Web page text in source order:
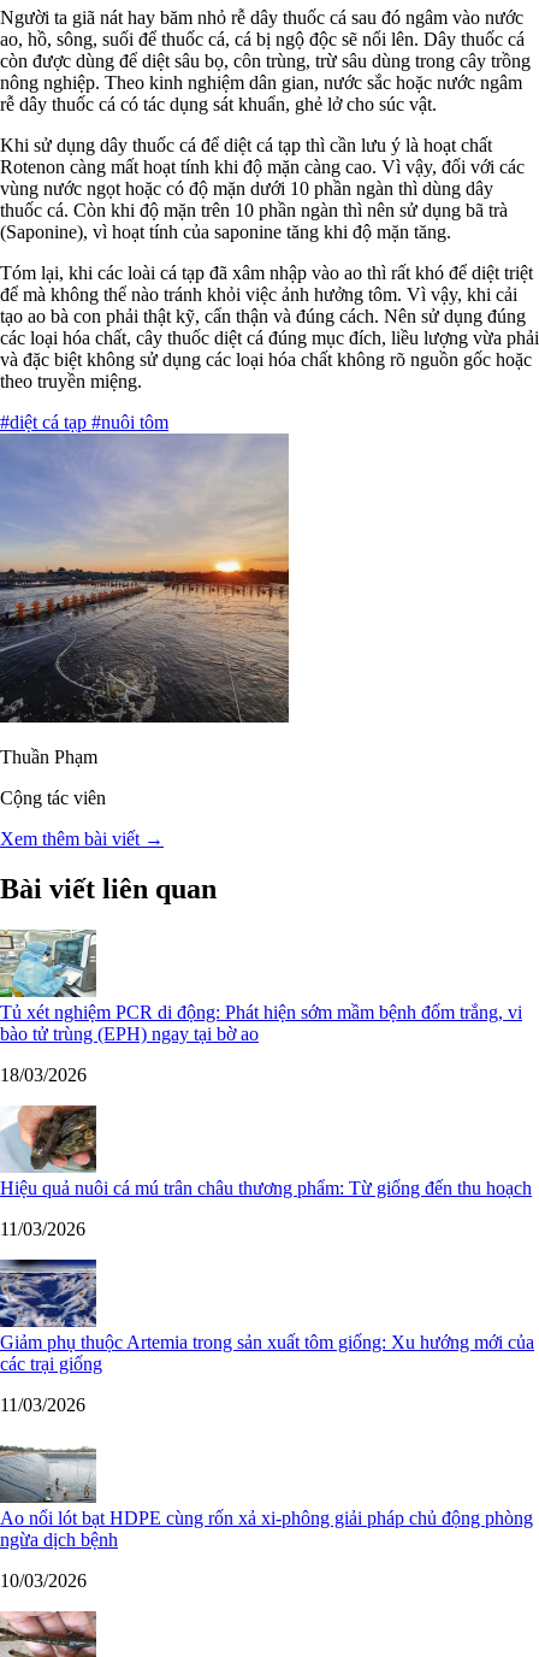
Người ta giã nát hay băm nhỏ rễ dây thuốc cá sau đó ngâm vào nước
ao, hồ, sông, suối để thuốc cá, cá bị ngộ độc sẽ nổi lên. Dây thuốc cá
còn được dùng để diệt sâu bọ, côn trùng, trừ sâu dùng trong cây trồng
nông nghiệp. Theo kinh nghiệm dân gian, nước sắc hoặc nước ngâm
rễ dây thuốc cá có tác dụng sát khuẩn, ghẻ lở cho súc vật.
Khi sử dụng dây thuốc cá để diệt cá tạp thì cần lưu ý là hoạt chất
Rotenon càng mất hoạt tính khi độ mặn càng cao. Vì vậy, đối với các
vùng nước ngọt hoặc có độ mặn dưới 10 phần ngàn thì dùng dây
thuốc cá. Còn khi độ mặn trên 10 phần ngàn thì nên sử dụng bã trà
(Saponine), vì hoạt tính của saponine tăng khi độ mặn tăng.
Tóm lại, khi các loài cá tạp đã xâm nhập vào ao thì rất khó để diệt triệt
để mà không thể nào tránh khỏi việc ảnh hưởng tôm. Vì vậy, khi cải
tạo ao bà con phải thật kỹ, cẩn thận và đúng cách. Nên sử dụng đúng
các loại hóa chất, cây thuốc diệt cá đúng mục đích, liều lượng vừa phải
và đặc biệt không sử dụng các loại hóa chất không rõ nguồn gốc hoặc
theo truyền miệng.
#diệt cá tạp #nuôi tôm
Thuần Phạm
Cộng tác viên
Xem thêm bài viết →
Bài viết liên quan
Tủ xét nghiệm PCR di động: Phát hiện sớm mầm bệnh đốm trắng, vi
bào tử trùng (EPH) ngay tại bờ ao
18/03/2026
Hiệu quả nuôi cá mú trân châu thương phẩm: Từ giống đến thu hoạch
11/03/2026
Giảm phụ thuộc Artemia trong sản xuất tôm giống: Xu hướng mới của
các trại giống
11/03/2026
Ao nổi lót bạt HDPE cùng rốn xả xi-phông giải pháp chủ động phòng
ngừa dịch bệnh
10/03/2026